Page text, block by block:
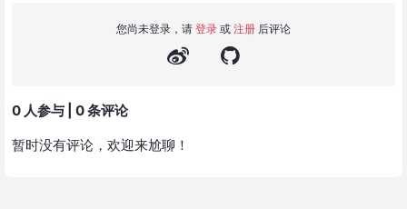
您尚未登录，请 登录 或 注册 后评论
0 人参与 | 0 条评论
暂时没有评论，欢迎来尬聊！